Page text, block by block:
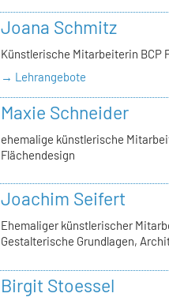
Joana Schmitz
Künstlerische Mitarbeiterin BCP
→ Lehrangebote
Maxie Schneider
ehemalige künstlerische
Flächendesign
Joachim Seifert
Ehemaliger künstlerischer
Gestalterische Grundlagen,
Birgit Stoessel